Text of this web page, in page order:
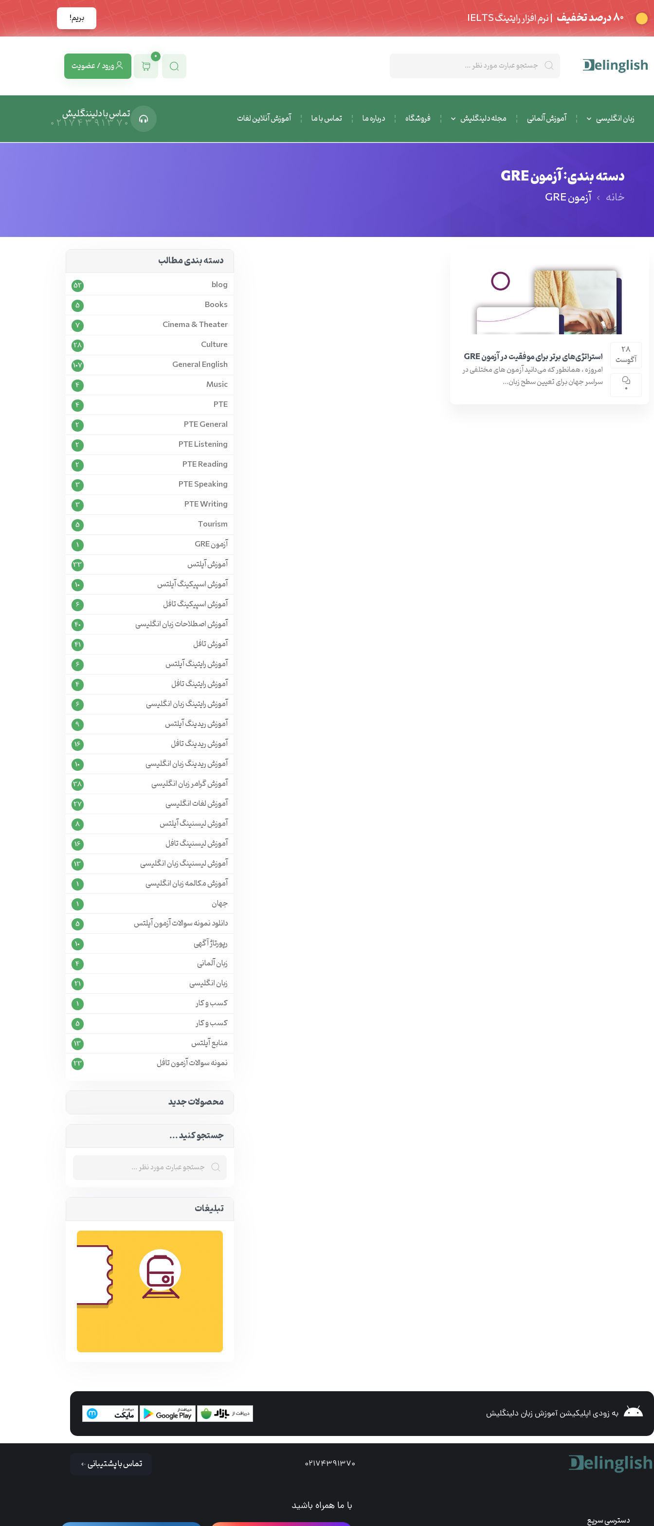
80 درصد تخفیف | نرم افزار رایتینگ IELTS بریم!
0
ورود / عضویت
زبان انگلیسی آموزش آلمانی مجله دلینگلیش فروشگاه درباره ما تماس با ما آموزش آنلاین لغات تماس با دلیننگلیش
02174391370
دسته بندی: آزمون GRE
خانه آزمون GRE
28
آگوست
0
استراتژی‌های برتر برای موفقیت در آزمون GRE
امروزه ، همانطور که می‌دانید آزمون های مختلفی در
سراسر جهان برای تعیین سطح زبان...
دسته بندی مطالب
blog
52
Books
5
Cinema & Theater
7
Culture
28
General English
107
Music
4
PTE
4
PTE General
2
PTE Listening
2
PTE Reading
2
PTE Speaking
3
PTE Writing
3
Tourism
5
آزمون GRE 1
آموزش آیلتس 33
آموزش اسپیکینگ آیلتس 10
آموزش اسپیکینگ تافل 6
آموزش اصطلاحات زبان انگلیسی 40
آموزش تافل 41
آموزش رایتینگ آیلتس 6
آموزش رایتینگ تافل 4
آموزش رایتینگ زبان انگلیسی 6
آموزش ریدینگ آیلتس 9
آموزش ریدینگ تافل 16
آموزش ریدینگ زبان انگلیسی 10
آموزش گرامر زبان انگلیسی 38
آموزش لغات انگلیسی 27
آموزش لیسنینگ آیلتس 8
آموزش لیسنینگ تافل 16
آموزش لیسنینگ زبان انگلیسی 13
آموزش مکالمه زبان انگلیسی 1
جهان 1
دانلود نمونه سوالات آزمون آیلتس 5
رپورتاژ آگهی 10
زبان آلمانی 4
زبان انگلیسی 21
کسب و کار 1
کسب و کار 5
منابع آیلتس 13
نمونه سوالات آزمون تافل 23
محصولات جدید
جستجو کنید ...
تبلیغات
به زودی اپلیکیشن آموزش زبان دلینگلیش
02174391370 تماس با پشتیبانی
دسترسی سریع
با ما همراه باشید